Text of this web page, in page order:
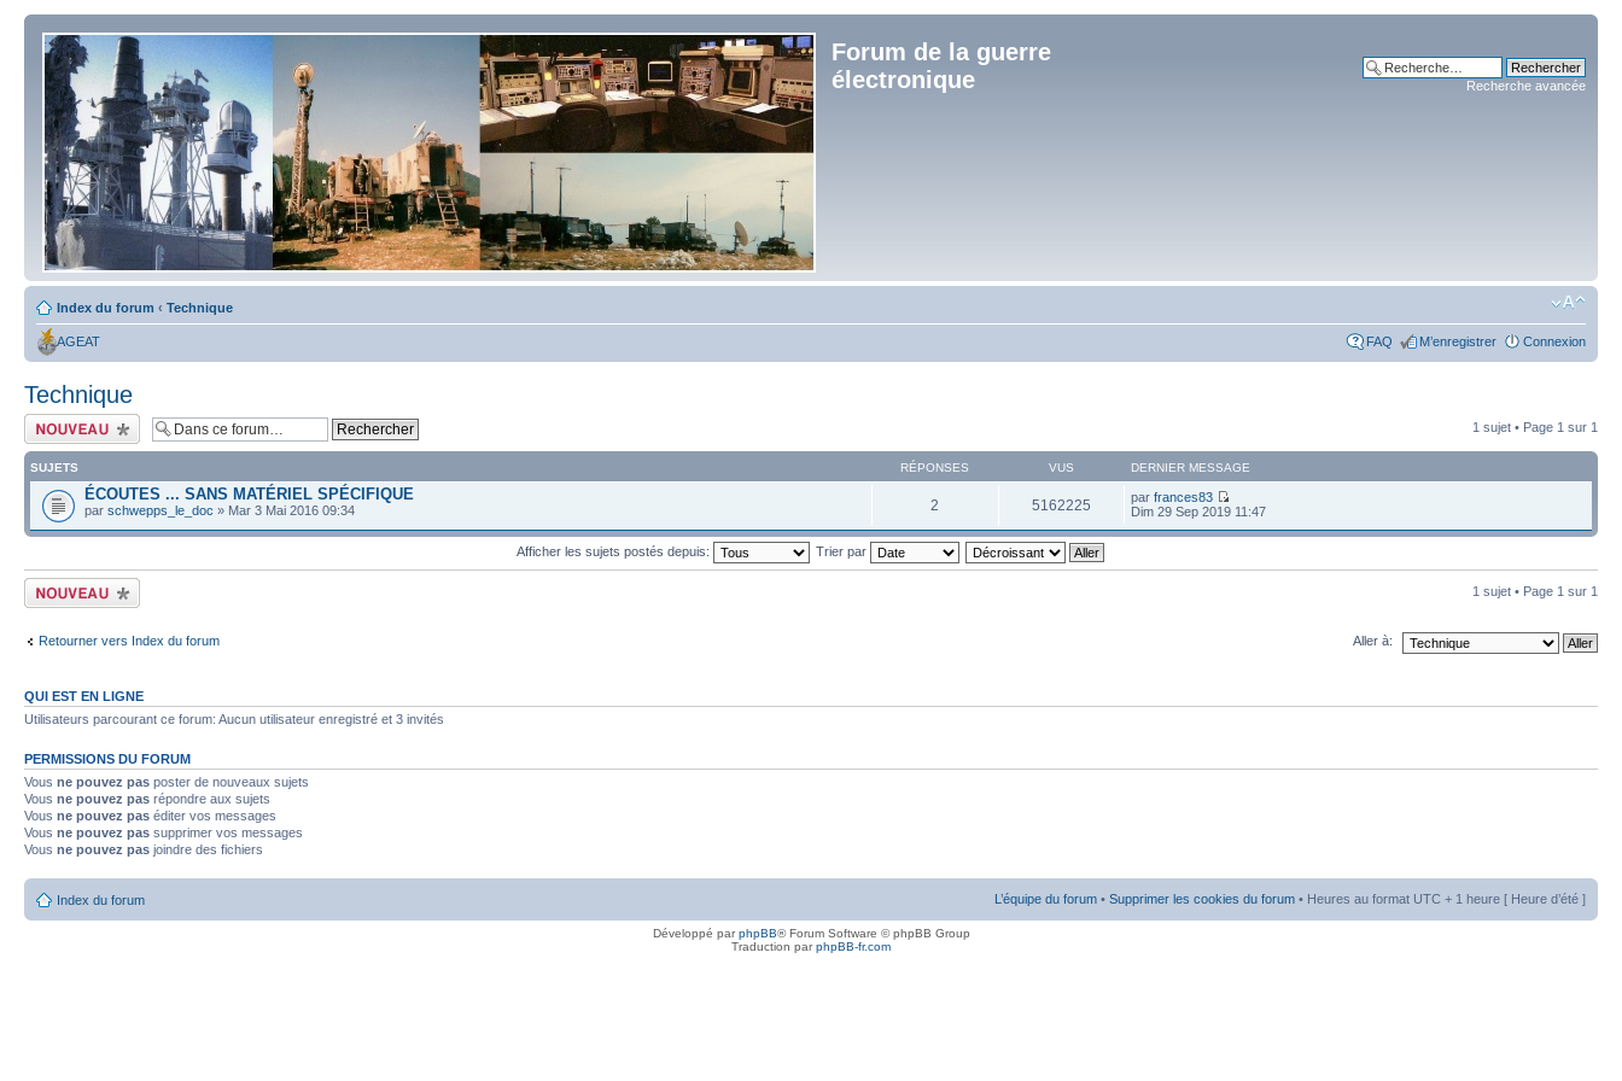
Forum de la guerre
électronique
Recherche avancée
Index du forum ‹ Technique
AGEAT FAQ M’enregistrer Connexion
Technique
Écrire un nouveau
sujet
1 sujet • Page 1 sur 1
SUJETS RÉPONSES VUS DERNIER MESSAGE
ÉCOUTES ... SANS MATÉRIEL SPÉCIFIQUE
par schwepps_le_doc » Mar 3 Mai 2016 09:34 2 5162225 parfrances83
Dim 29 Sep 2019 11:47
Afficher les sujets postés depuis: Trier par
Écrire un nouveau
sujet
1 sujet • Page 1 sur 1
Retourner vers Index du forum Aller à:
QUI EST EN LIGNE
Utilisateurs parcourant ce forum: Aucun utilisateur enregistré et 3 invités
PERMISSIONS DU FORUM
Vous ne pouvez pas poster de nouveaux sujets
Vous ne pouvez pas répondre aux sujets
Vous ne pouvez pas éditer vos messages
Vous ne pouvez pas supprimer vos messages
Vous ne pouvez pas joindre des fichiers
Index du forum L’équipe du forum • Supprimer les cookies du forum • Heures au format UTC + 1 heure [ Heure d’été ]
Développé parphpBB® Forum Software © phpBB Group
Traduction parphpBB-fr.com